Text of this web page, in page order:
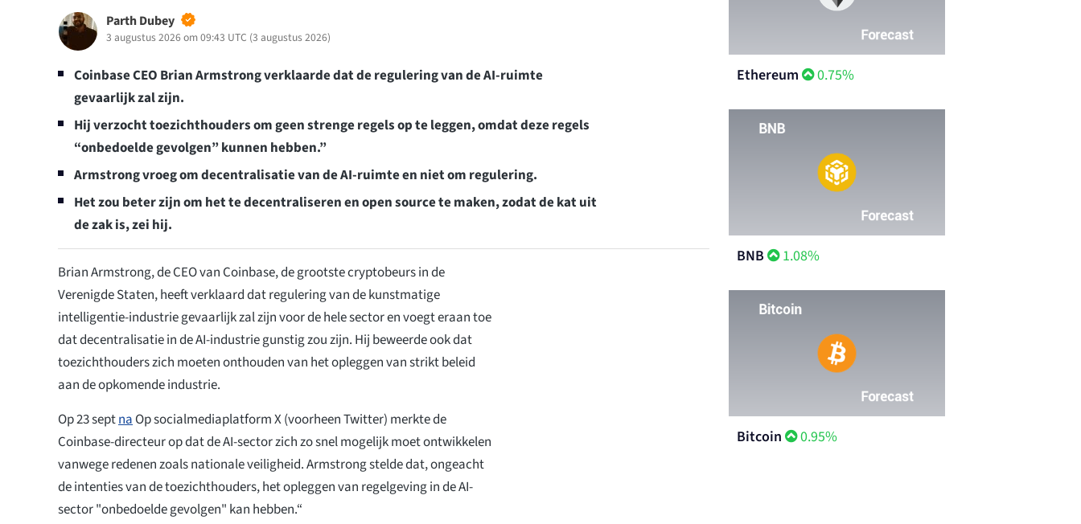
Parth Dubey
3 augustus 2026 om 09:43 UTC (3 augustus 2026)
Coinbase CEO Brian Armstrong verklaarde dat de regulering van de AI-ruimte
gevaarlijk zal zijn.
Hij verzocht toezichthouders om geen strenge regels op te leggen, omdat deze regels
“onbedoelde gevolgen” kunnen hebben.”
Armstrong vroeg om decentralisatie van de AI-ruimte en niet om regulering.
Het zou beter zijn om het te decentraliseren en open source te maken, zodat de kat uit
de zak is, zei hij.
Brian Armstrong, de CEO van Coinbase, de grootste cryptobeurs in de
Verenigde Staten, heeft verklaard dat regulering van de kunstmatige
intelligentie-industrie gevaarlijk zal zijn voor de hele sector en voegt eraan toe
dat decentralisatie in de AI-industrie gunstig zou zijn. Hij beweerde ook dat
toezichthouders zich moeten onthouden van het opleggen van strikt beleid
aan de opkomende industrie.
Op 23 septna Op socialmediaplatform X (voorheen Twitter) merkte de
Coinbase-directeur op dat de AI-sector zich zo snel mogelijk moet ontwikkelen
vanwege redenen zoals nationale veiligheid. Armstrong stelde dat, ongeacht
de intenties van de toezichthouders, het opleggen van regelgeving in de AI-
sector "onbedoelde gevolgen" kan hebben.“
Ethereum 0.75%
BNB 1.08%
Bitcoin 0.95%